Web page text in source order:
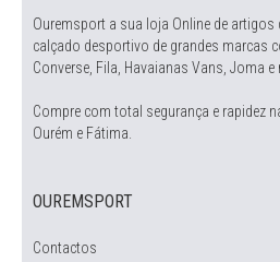
Ouremsport a sua loja Online de
calçado desportivo de grandes marcas
Converse, Fila, Havaianas Vans, Joma
Compre com total segurança e rapidez
Ourém e Fátima.
OUREMSPORT
Contactos